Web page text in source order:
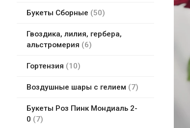
Букеты Сборные 50
Гвоздика, лилия, гербера,
альстромерия
6
Гортензия 10
Воздушные шары с гелием 7
Букеты Роз Пинк Мондиаль 2-
0
7